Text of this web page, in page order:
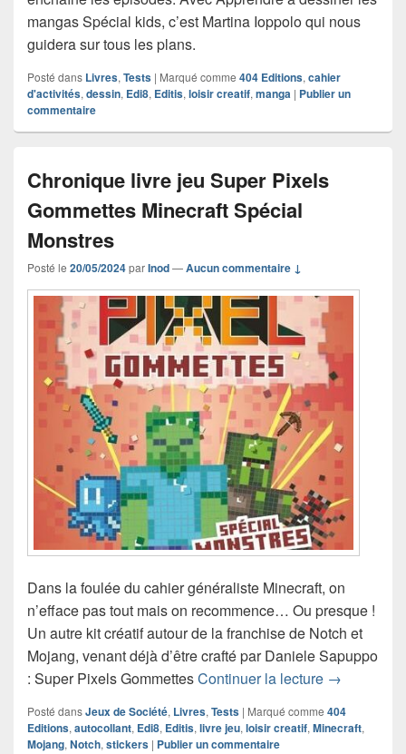
mangas Spécial kids, c’est Martina Ioppolo qui nous
guidera sur tous les plans.
Posté dans Livres, Tests | Marqué comme 404 Editions, cahier
d'activités, dessin, Edi8, Editis, loisir creatif, manga | Publier un
commentaire
Chronique livre jeu Super Pixels
Gommettes Minecraft Spécial
Monstres
Posté le 20/05/2024parInod—Aucun commentaire ↓
Dans la foulée du cahier généraliste Minecraft, on
n’efface pas tout mais on recommence… Ou presque !
Un autre kit créatif autour de la franchise de Notch et
Mojang, venant déjà d’être crafté par Daniele Sapuppo
: Super Pixels GommettesContinuer la lecture Chronique
→
Posté dansJeux de Société, Livres, Tests | Marqué comme 404
Editions, autocollant, Edi8, Editis, livre jeu, loisir creatif, Minecraft,
Mojang, Notch, stickers | Publier un commentaire